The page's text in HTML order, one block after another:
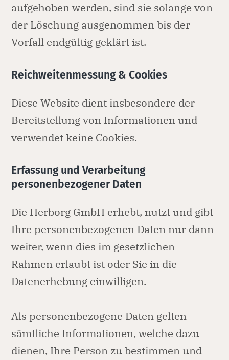
aufgehoben werden, sind sie solange von
der Löschung ausgenommen bis der
Vorfall endgültig geklärt ist.
Reichweitenmessung & Cookies
Diese Website dient insbesondere der
Bereitstellung von Informationen und
verwendet keine Cookies.
Erfassung und Verarbeitung
personenbezogener Daten
Die Herborg GmbH erhebt, nutzt und gibt
Ihre personenbezogenen Daten nur dann
weiter, wenn dies im gesetzlichen
Rahmen erlaubt ist oder Sie in die
Datenerhebung einwilligen.
Als personenbezogene Daten gelten
sämtliche Informationen, welche dazu
dienen, Ihre Person zu bestimmen und